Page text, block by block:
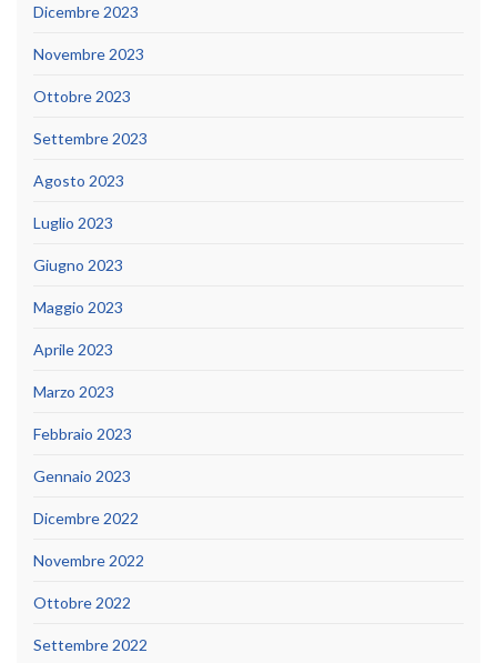
Dicembre 2023
Novembre 2023
Ottobre 2023
Settembre 2023
Agosto 2023
Luglio 2023
Giugno 2023
Maggio 2023
Aprile 2023
Marzo 2023
Febbraio 2023
Gennaio 2023
Dicembre 2022
Novembre 2022
Ottobre 2022
Settembre 2022